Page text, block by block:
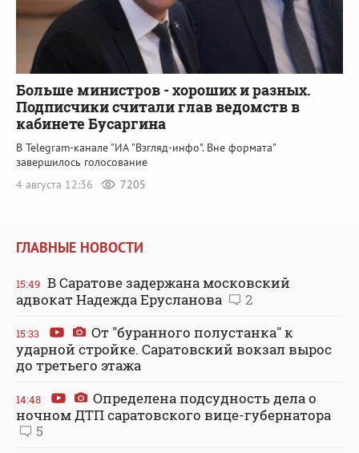
Больше министров - хороших и разных.
Подписчики считали глав ведомств в
кабинете Бусаргина
В Telegram-канале "ИА "Взгляд-инфо". Вне формата"
завершилось голосование
4 августа 12:36
7205
ГЛАВНЫЕ НОВОСТИ
15:49 В Саратове задержана московский
адвокат Надежда Ерусланова
2
15:33
От "буранного полустанка" к
ударной стройке. Саратовский вокзал вырос
до третьего этажа
14:48
Определена подсудность дела о
ночном ДТП саратовского вице-губернатора
5